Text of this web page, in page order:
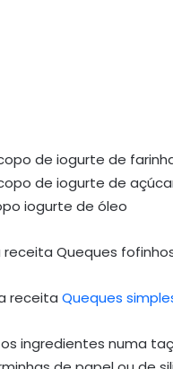
de iogurte de
de iogurte de
iogurte de óleo
Queques
receita Queques
ingredientes numa